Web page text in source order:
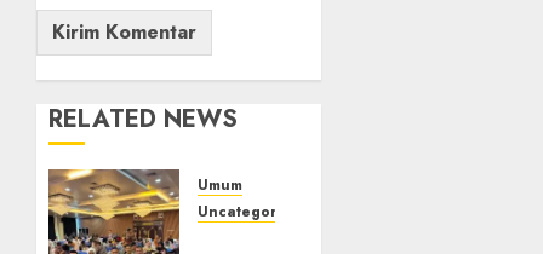
RELATED NEWS
Umum
Uncategorized